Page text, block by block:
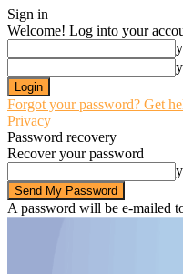
Sign in
Welcome! Log into your
Forgot your password? Get
Privacy
Password recovery
Recover your password
A password will be e-mailed